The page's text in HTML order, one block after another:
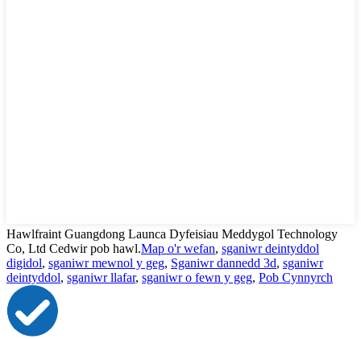
Hawlfraint Guangdong Launca Dyfeisiau Meddygol Technology
Co, Ltd Cedwir pob hawl.Map o'r wefan, sganiwr deintyddol
digidol, sganiwr mewnol y geg, Sganiwr dannedd 3d, sganiwr
deintyddol, sganiwr llafar, sganiwr o fewn y geg, Pob Cynnyrch